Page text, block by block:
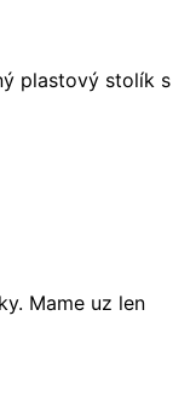
plastový stolík s
Mame uz len